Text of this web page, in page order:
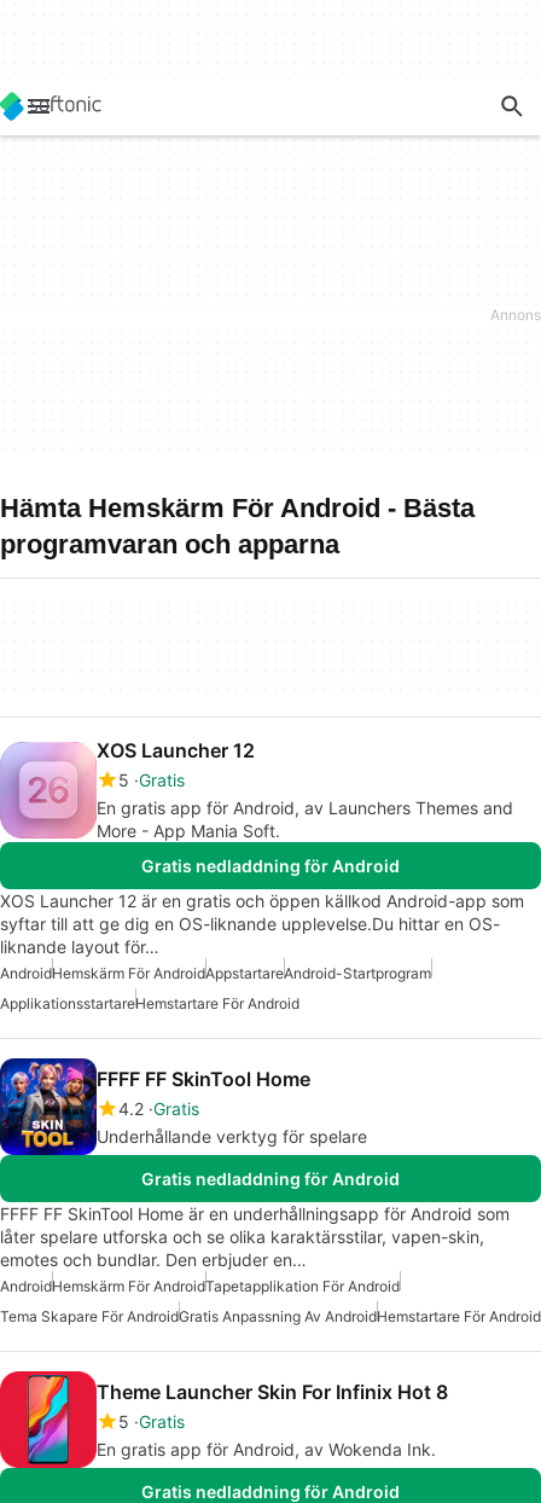
Hämta Hemskärm För Android - Bästa
programvaran och apparna
XOS Launcher 12
5 Gratis
En gratis app för Android, av Launchers Themes and
More - App Mania Soft.
Gratis nedladdning för Android
XOS Launcher 12 är en gratis och öppen källkod Android-app som
syftar till att ge dig en OS-liknande upplevelse.Du hittar en OS-
liknande layout för…
AndroidHemskärm För AndroidAppstartareAndroid-Startprogram
ApplikationsstartareHemstartare För Android
FFFF FF SkinTool Home
4.2 Gratis
Underhållande verktyg för spelare
Gratis nedladdning för Android
FFFF FF SkinTool Home är en underhållningsapp för Android som
låter spelare utforska och se olika karaktärsstilar, vapen-skin,
emotes och bundlar. Den erbjuder en…
AndroidHemskärm För AndroidTapetapplikation För Android
Tema Skapare För AndroidGratis Anpassning Av AndroidHemstartare För Android
Theme Launcher Skin For Infinix Hot 8
5 Gratis
En gratis app för Android, av Wokenda Ink.
Gratis nedladdning för Android